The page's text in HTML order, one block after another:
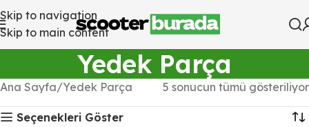
Skip to navigation
Skip to main content
Yedek Parça
Ana Sayfa Yedek Parça 5 sonucun tümü gösteriliyor
Seçenekleri Göster